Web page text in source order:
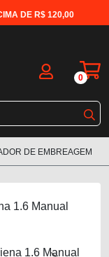
DE R$ 120,00
0
DE EMBREAGEM
1.6 Manual